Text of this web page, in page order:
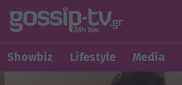
Showbiz Lifestyle Media